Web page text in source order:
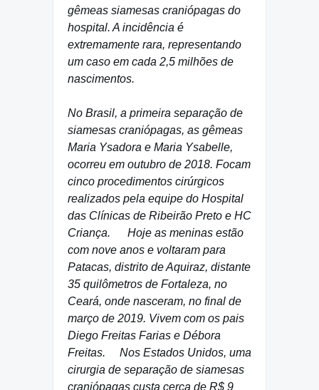
gêmeas siamesas craniópagas do
hospital. A incidência é
extremamente rara, representando
um caso em cada 2,5 milhões de
nascimentos.
No Brasil, a primeira separação de
siamesas craniópagas, as gêmeas
Maria Ysadora e Maria Ysabelle,
ocorreu em outubro de 2018. Focam
cinco procedimentos cirúrgicos
realizados pela equipe do Hospital
das Clínicas de Ribeirão Preto e HC
Criança. Hoje as meninas estão
com nove anos e voltaram para
Patacas, distrito de Aquiraz, distante
35 quilômetros de Fortaleza, no
Ceará, onde nasceram, no final de
março de 2019. Vivem com os pais
Diego Freitas Farias e Débora
Freitas. Nos Estados Unidos, uma
cirurgia de separação de siamesas
craniópagas custa cerca de R$ 9